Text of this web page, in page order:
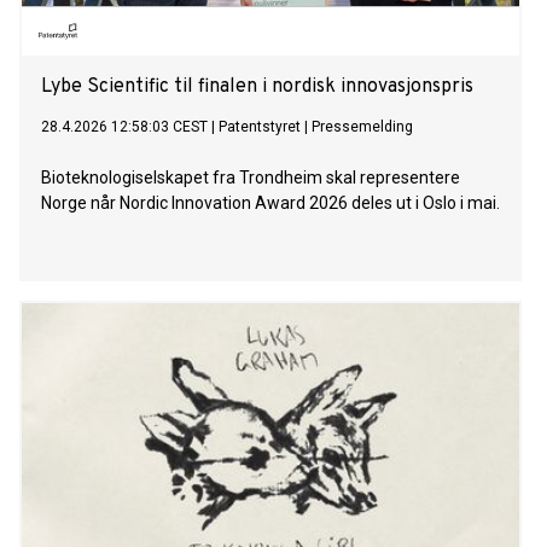
Lybe Scientific til finalen i nordisk innovasjonspris
28.4.2026 12:58:03 CEST Patentstyret Pressemelding
Bioteknologiselskapet fra Trondheim skal representere
Norge når Nordic Innovation Award 2026 deles ut i Oslo i mai.